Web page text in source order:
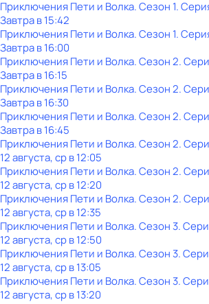
Приключения Пети и Волка. Сезон 1.
Завтра в 15:42
Приключения Пети и Волка. Сезон 1.
Завтра в 16:00
Приключения Пети и Волка. Сезон 2.
Завтра в 16:15
Приключения Пети и Волка. Сезон 2.
Завтра в 16:30
Приключения Пети и Волка. Сезон 2.
Завтра в 16:45
Приключения Пети и Волка. Сезон 2.
12 августа, ср в 12:05
Приключения Пети и Волка. Сезон 2.
12 августа, ср в 12:20
Приключения Пети и Волка. Сезон 2.
12 августа, ср в 12:35
Приключения Пети и Волка. Сезон 3.
12 августа, ср в 12:50
Приключения Пети и Волка. Сезон 3.
12 августа, ср в 13:05
Приключения Пети и Волка. Сезон 3.
12 августа, ср в 13:20